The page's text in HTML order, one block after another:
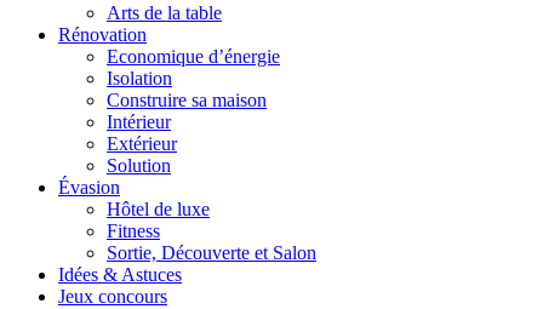
Arts de la table
Rénovation
Economique d’énergie
Isolation
Construire sa maison
Intérieur
Extérieur
Solution
Évasion
Hôtel de luxe
Fitness
Sortie, Découverte et Salon
Idées & Astuces
Jeux concours